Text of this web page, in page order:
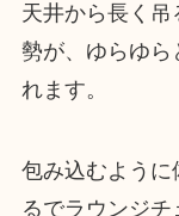
天井から長く
勢が、ゆらゆら
れます。
包み込むように
るでラウンジ